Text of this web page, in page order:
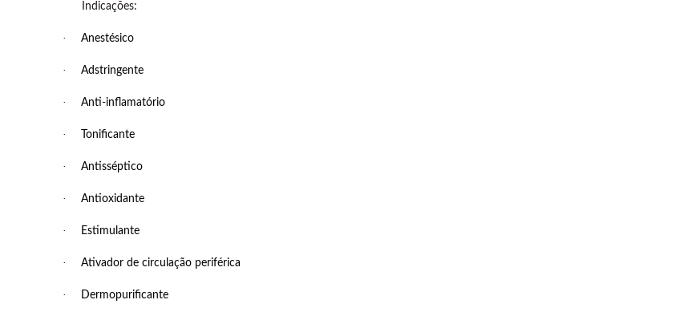
Indicações:
· Anestésico
· Adstringente
· Anti-inflamatório
· Tonificante
· Antisséptico
· Antioxidante
· Estimulante
· Ativador de circulação periférica
· Dermopurificante